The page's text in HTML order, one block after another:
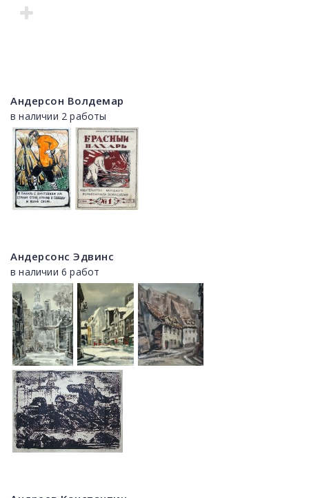
Андерсон Волдемар
в наличии 2 работы
Андерсонс Эдвинс
в наличии 6 работ